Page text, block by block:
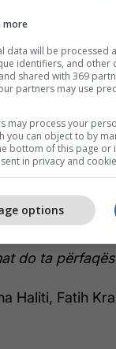
do ta
Haliti, Fatih
more
data will be processed
identifiers, and other
shared with 369
partners may use
may process your
you can object to by
bottom of this page or
in privacy and
options